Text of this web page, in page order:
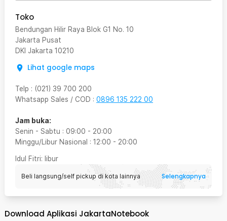
Toko
Bendungan Hilir Raya Blok G1 No. 10
Jakarta Pusat
DKI Jakarta 10210
Lihat google maps
Telp : (021) 39 700 200
Whatsapp Sales / COD : 0896 135 222 00
Jam buka:
Senin - Sabtu : 09:00 - 20:00
Minggu/Libur Nasional : 12:00 - 20:00
Idul Fitri: libur
Beli langsung/self pickup di kota lainnya Selengkapnya
Download Aplikasi JakartaNotebook